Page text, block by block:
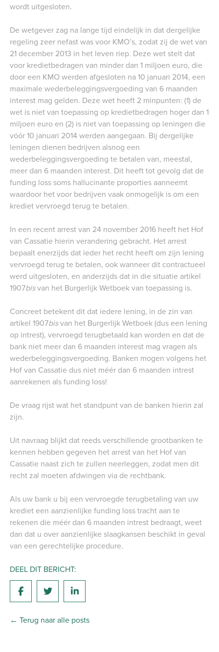
wordt uitgesloten.
De wetgever zag na lange tijd eindelijk in dat dergelijke
regeling zeer nefast was voor KMO’s, zodat zij de wet van
21 december 2013 in het leven riep. Deze wet stelt dat
voor kredietbedragen van minder dan 1 miljoen euro, die
door een KMO werden afgesloten na 10 januari 2014, een
maximale wederbeleggingsvergoeding van 6 maanden
interest mag gelden. Deze wet heeft 2 minpunten: (1) de
wet is niet van toepassing op kredietbedragen hoger dan 1
miljoen euro en (2) is niet van toepassing op leningen die
vóór 10 januari 2014 werden aangegaan. Bij dergelijke
leningen dienen bedrijven alsnog een
wederbeleggingsvergoeding te betalen van, meestal,
meer dan 6 maanden interest. Dit heeft tot gevolg dat de
funding loss soms hallucinante proporties aanneemt
waardoor het voor bedrijven vaak onmogelijk is om een
krediet vervroegd terug te betalen.
In een recent arrest van 24 november 2016 heeft het Hof
van Cassatie hierin verandering gebracht. Het arrest
bepaalt enerzijds dat ieder het recht heeft om zijn lening
vervroegd terug te betalen, ook wanneer dit contractueel
werd uitgesloten, en anderzijds dat in die situatie artikel
1907bisvan het Burgerlijk Wetboek van toepassing is.
Concreet betekent dit dat iedere lening, in de zin van
artikel 1907bisvan het Burgerlijk Wetboek (dus een lening
op intrest), vervroegd terugbetaald kan worden en dat de
bank niet meer dan 6 maanden interest mag vragen als
wederbeleggingsvergoeding. Banken mogen volgens het
Hof van Cassatie dus niet méér dan 6 maanden intrest
aanrekenen als funding loss!
De vraag rijst wat het standpunt van de banken hierin zal
zijn.
Uit navraag blijkt dat reeds verschillende grootbanken te
kennen hebben gegeven het arrest van het Hof van
Cassatie naast zich te zullen neerleggen, zodat men dit
recht zal moeten afdwingen via de rechtbank.
Als uw bank u bij een vervroegde terugbetaling van uw
krediet een aanzienlijke funding loss tracht aan te
rekenen die méér dan 6 maanden intrest bedraagt, weet
dan dat u over aanzienlijke slaagkansen beschikt in geval
van een gerechtelijke procedure.
DEEL DIT BERICHT:
← Terug naar alle posts